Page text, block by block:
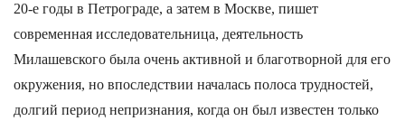
20-е годы в Петрограде, а затем в Москве, пишет
современная исследовательница, деятельность
Милашевского была очень активной и благотворной для его
окружения, но впоследствии началась полоса трудностей,
долгий период непризнания, когда он был известен только